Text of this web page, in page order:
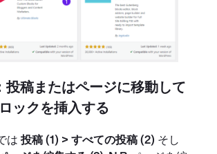
投稿またはページに移動して
ックを挿入する
は 投稿 (1) > すべての投稿 (2) そし